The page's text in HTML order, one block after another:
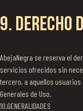
9. DERECHO
AbejaNegra se reserva el
servicios ofrecidos sin
tercero, a aquellos
Generales de Uso.
10.GENERALIDADES